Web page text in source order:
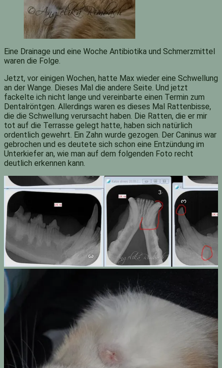
Eine Drainage und eine Woche Antibiotika und Schmerzmittel
waren die Folge.
Jetzt, vor einigen Wochen, hatte Max wieder eine Schwellung
an der Wange. Dieses Mal die andere Seite. Und jetzt
fackelte ich nicht lange und vereinbarte einen Termin zum
Dentalröntgen. Allerdings waren es dieses Mal Rattenbisse,
die die Schwellung verursacht haben. Die Ratten, die er mir
tot auf die Terrasse gelegt hatte, haben sich natürlich
ordentlich gewehrt. Ein Zahn wurde gezogen. Der Caninus war
gebrochen und es deutete sich schon eine Entzündung im
Unterkiefer an, wie man auf dem folgenden Foto recht
deutlich erkennen kann.